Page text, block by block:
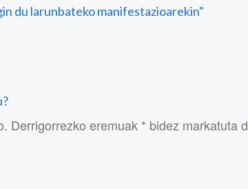
du larunbateko manifestazioarekin"
Derrigorrezko eremuak * bidez markatuta